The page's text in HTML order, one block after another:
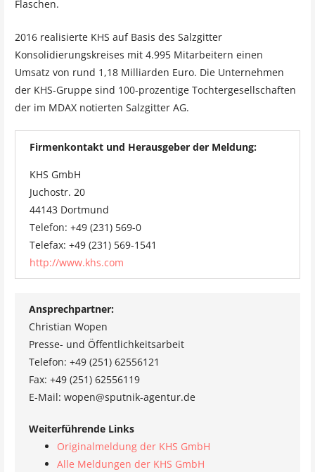
Flaschen.
2016 realisierte KHS auf Basis des Salzgitter
Konsolidierungskreises mit 4.995 Mitarbeitern einen
Umsatz von rund 1,18 Milliarden Euro. Die Unternehmen
der KHS-Gruppe sind 100-prozentige Tochtergesellschaften
der im MDAX notierten Salzgitter AG.
Firmenkontakt und Herausgeber der Meldung:
KHS GmbH
Juchostr. 20
44143 Dortmund
Telefon: +49 (231) 569-0
Telefax: +49 (231) 569-1541
http://www.khs.com
Ansprechpartner:
Christian Wopen
Presse- und Öffentlichkeitsarbeit
Telefon: +49 (251) 62556121
Fax: +49 (251) 62556119
E-Mail: wopen@sputnik-agentur.de
Weiterführende Links
Originalmeldung der KHS GmbH
Alle Meldungen der KHS GmbH